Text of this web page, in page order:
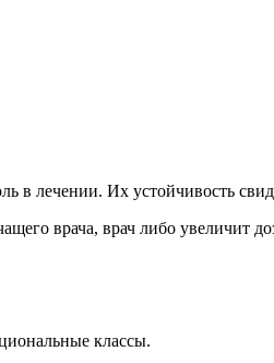
лечении. Их устойчивость
врача, врач либо увеличит
классы.